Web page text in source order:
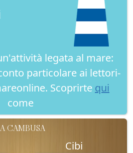
legata al mare:
particolare ai lettori-
Scoprirte qui
come
CAMBUSA
Cibi